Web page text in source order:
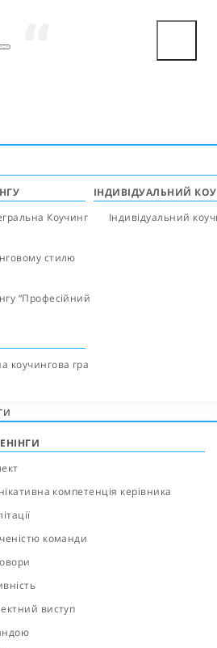
Коучинг
стилю
“Професійний
ІНДИВІДУАЛЬНИЙ
Індивідуальний
коучингова гра
компетенція керівника
команди
виступ